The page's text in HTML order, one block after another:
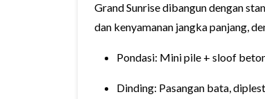
Grand Sunrise dibangun dengan
dan kenyamanan jangka panjang,
Pondasi: Mini pile + sloof
Dinding: Pasangan bata,